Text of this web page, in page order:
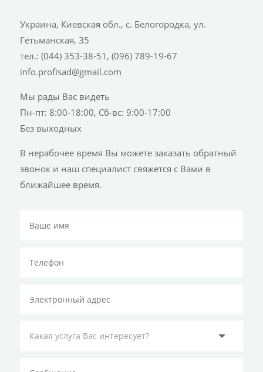
Украина, Киевская обл., с. Белогородка, ул.
Гетьманская, 35
тел.: (044) 353-38-51, (096) 789-19-67
info.profisad@gmail.com
Мы рады Вас видеть
Пн-пт: 8:00-18:00, Сб-вс: 9:00-17:00
Без выходных
В нерабочее время Вы можете заказать обратный
звонок и наш специалист свяжется с Вами в
ближайшее время.